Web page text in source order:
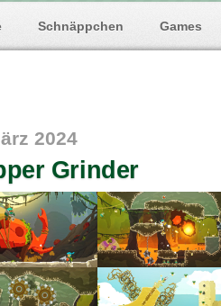
Schnäppchen Games
2024
Grinder